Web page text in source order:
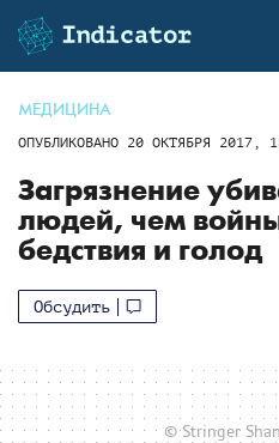
МЕДИЦИНА
ОПУБЛИКОВАНО 20 ОКТЯБРЯ 2017,
Загрязнение
людей, чем
бедствия и голод
Обсудить
© Stringer